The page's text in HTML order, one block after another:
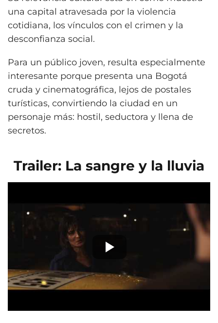
una capital atravesada por la violencia
cotidiana, los vínculos con el crimen y la
desconfianza social.
Para un público joven, resulta especialmente
interesante porque presenta una Bogotá
cruda y cinematográfica, lejos de postales
turísticas, convirtiendo la ciudad en un
personaje más: hostil, seductora y llena de
secretos.
Trailer: La sangre y la lluvia